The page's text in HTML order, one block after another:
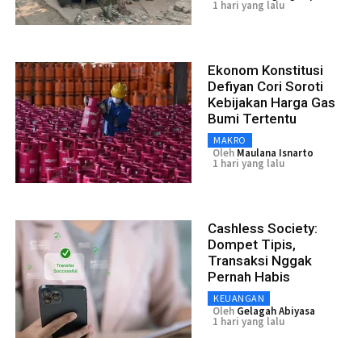
1 hari yang lalu
Ekonom Konstitusi
Defiyan Cori Soroti
Kebijakan Harga Gas
Bumi Tertentu
MAKRO
Oleh Maulana Isnarto
1 hari yang lalu
Cashless Society:
Dompet Tipis,
Transaksi Nggak
Pernah Habis
KEUANGAN
Oleh Gelagah Abiyasa
1 hari yang lalu